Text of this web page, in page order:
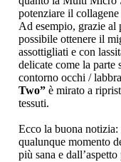
potenziare il
Ad esempio, grazie al
possibile ottenere il
assottigliati e con
delicate come la parte
contorno occhi /
Two” è mirato a
tessuti.
Ecco la buona
qualunque momento
più sana e